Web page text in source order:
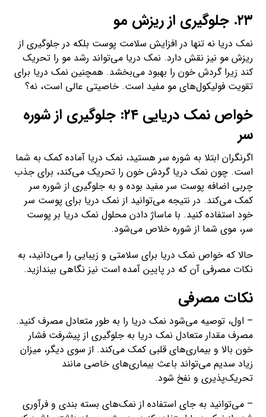
۲۳. جلوگیری از ریزش مو
نمک دریا نه تنها در افزایش سلامت پوست بلکه در جلوگیری از
ریزش مو نیز نقش دارد. نمک دریا می‌تواند رشد مو را تحریک
کند زیرا گردش خون را بهبود می‌بخشد. همچنین نمک دریا برای
تقویت فولیکول‌های مو مفید است. خاصیتی عالی است، نه؟
خواص نمک دریایی ۲۴: جلوگیری از شوره
سر
اگرنگران ابتلا به شوره سر هستید، نمک دریا آماده کمک به شما
است. چون نمک دریا گردش خون را تحریک می‌کند، برای جذب
چربی اضافه پوست سر مفید بوده و به جلوگیری از شوره سر
کمک می‌کند. در نتیجه می‌توانید از نمک دریا برای پوست سر
خود استفاده کنید. با ماساژ دادن محلول نمک دریا بر پوست
سر، موی شما از شوره خلاص می‌شود.
حالا که خواص نمک دریا برای سلامتی و زیبایی را می‌دانید، به
نکات مصرفی آن که در پایین آمده است نیز نگاهی بیندازید.
نکات مصرفی
– اول، توصیه می‌شود نمک دریا را به طور متعادل مصرف کنید.
مصرف مقدار متعادل نمک دریا به جلوگیری از پیشرفت فشار
خون بالا و بیماری‌های قلبی کمک می‌کند. از سوی دیگر، میزان
زیاد سدیم می‌تواند باعث بیماری‌های خاصی مانند
تحریک‌پذیری و نفخ شود.
– می‌توانید به جای استفاده از نمک‌های بسته بندی و فرآوری